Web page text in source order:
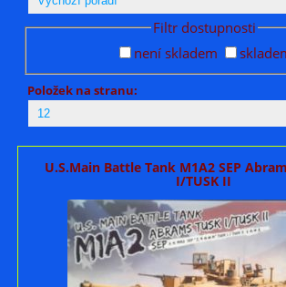
Filtr dostupnosti
není skladem
Položek na stranu:
U.S.Main Battle Tank M1A2 SEP
I/TUSK II